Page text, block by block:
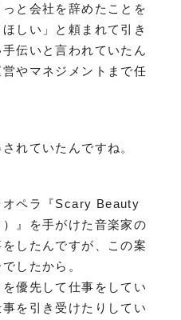
と会社を辞めたことを
しい」と頼まれて引き
伝いと言われていたん
やマネジメントまで任
れていたんですね。
オペラ『Scary Beauty
）』を手がけた音楽家の
したんですが、この案
したから。
優先して仕事をしてい
を引き受けたりしてい